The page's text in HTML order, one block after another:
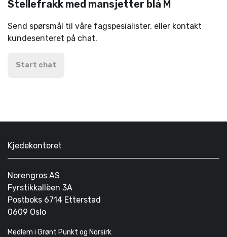
Stellefrakk med mansjetter blå M
Send spørsmål til våre fagspesialister, eller kontakt
kundesenteret på chat.
Start chat
Kjedekontoret
Norengros AS
Fyrstikkallèen 3A
Postboks 6714 Etterstad
0609 Oslo
Medlem i Grønt Punkt og Norsirk